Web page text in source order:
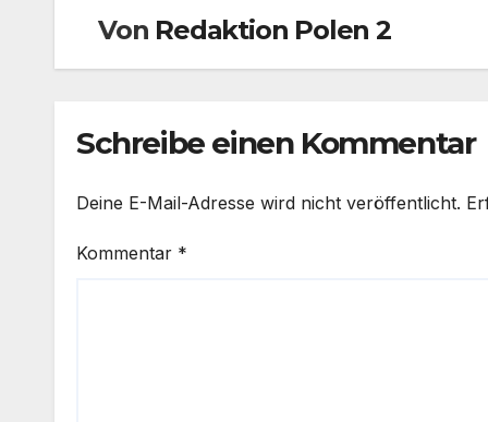
Von Redaktion Polen 2
Schreibe einen Kommentar
Deine E-Mail-Adresse wird nicht veröffentlicht.
Kommentar *